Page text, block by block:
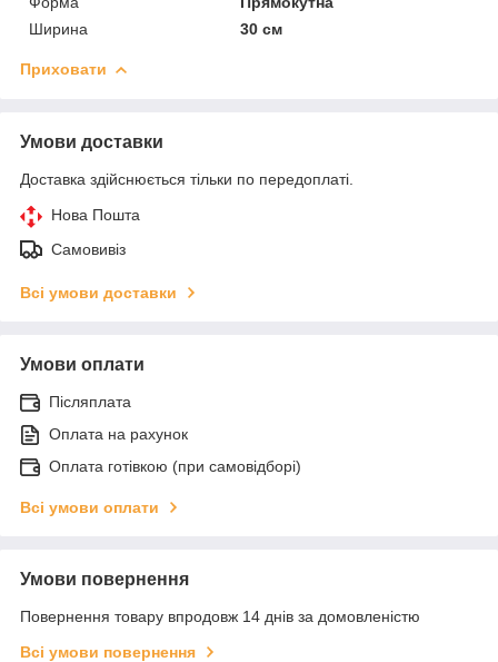
Ширина
30 см
Приховати
Умови доставки
Доставка здійснюється тільки по передоплаті.
Нова Пошта
Самовивіз
Всі умови доставки
Умови оплати
Післяплата
Оплата на рахунок
Оплата готівкою (при самовідборі)
Всі умови оплати
Умови повернення
Повернення товару впродовж 14 днів за домовленістю
Всі умови повернення